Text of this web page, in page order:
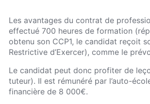
Les avantages du contrat de
effectué 700 heures de formation
obtenu son CCP1, le candidat reçoit
Restrictive d’Exercer), comme le
Le candidat peut donc profiter de
tuteur). Il est rémunéré par l’auto-
financière de 8 000€.